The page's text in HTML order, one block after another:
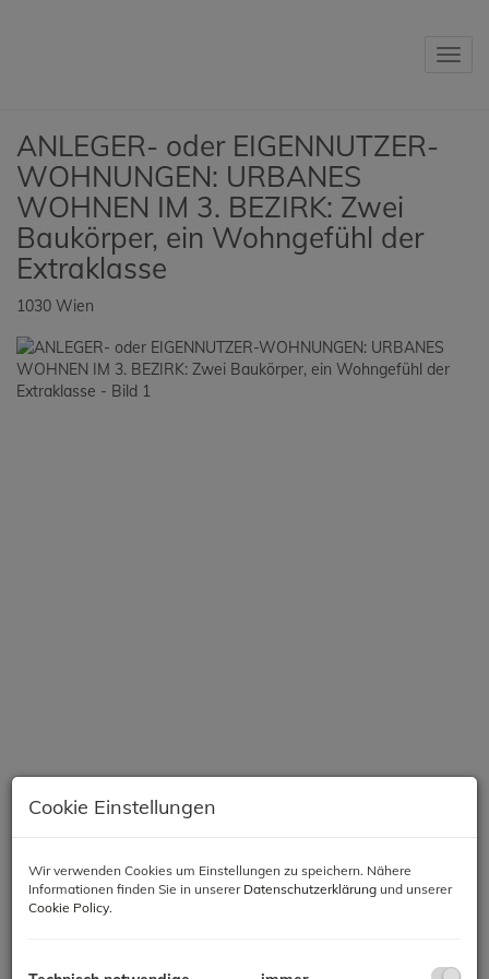
ANLEGER- oder EIGENNUTZER-
WOHNUNGEN: URBANES
WOHNEN IM 3. BEZIRK: Zwei
Baukörper, ein Wohngefühl der
Extraklasse
1030 Wien
Beschreibung
Objektbeschreibung
Cookie Einstellungen
Wir verwenden Cookies um Einstellungen zu speichern. Nähere
Informationen finden Sie in unserer Datenschutzerklärung und unserer
Cookie Policy.